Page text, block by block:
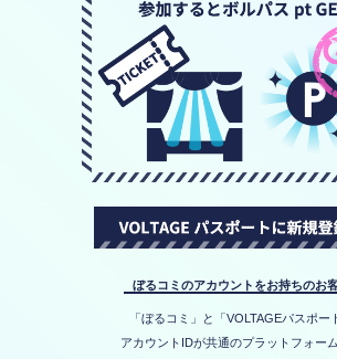
ぼるコミのアカウントをお持ちのお
「ぼるコミ」と「VOLTAGEパスポー
アカウントIDが共通のプラットフォーム